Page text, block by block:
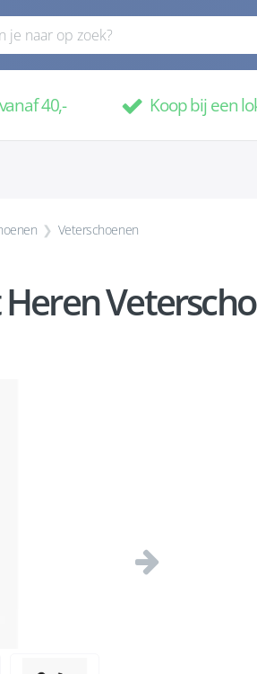
40,- Koop bij een
Veterschoenen
Volgende